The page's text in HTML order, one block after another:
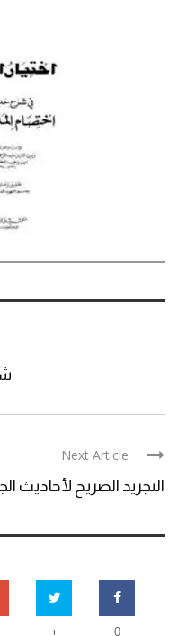
Next Article
التجريد الصريح لأحاديث
0
+